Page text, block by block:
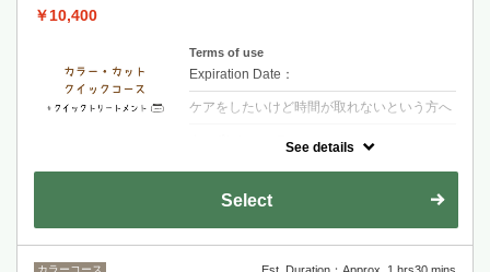
￥10,400
Terms of use
Expiration Date：
ケアをしたいけど時間が取れないという方へ
ないお客様・お時間があまりないお客様オス
で保湿を行います
See details
Select
カラーコース